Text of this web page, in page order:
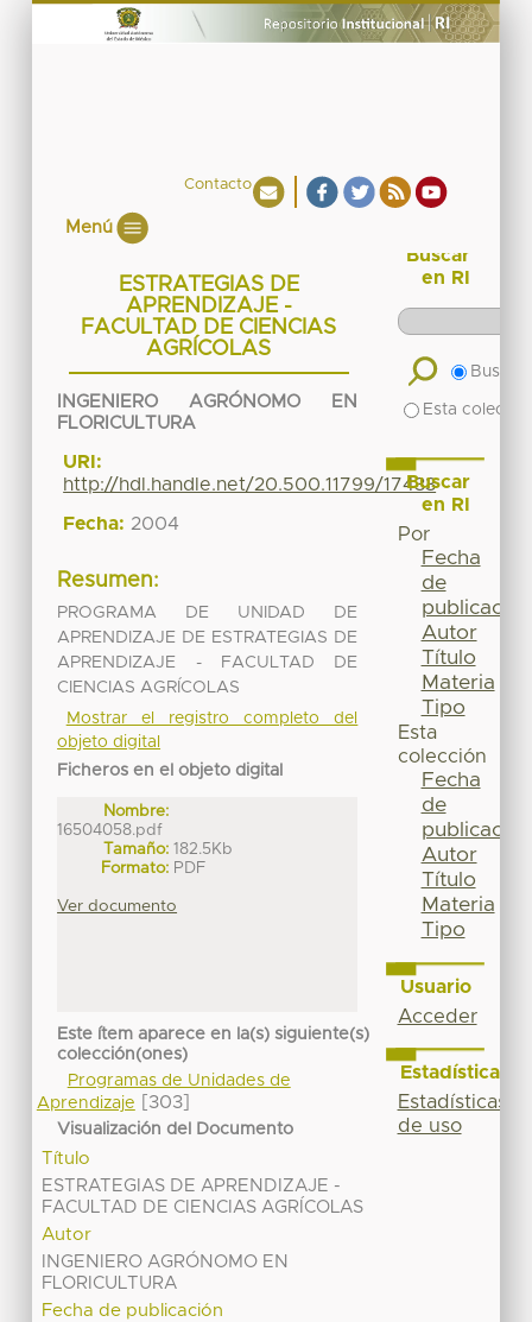
Contacto
Menú
ESTRATEGIAS DE
APRENDIZAJE -
FACULTAD DE CIENCIAS
AGRÍCOLAS
INGENIERO AGRÓNOMO EN
FLORICULTURA
URI:
http://hdl.handle.net/20.500.11799/17433
Fecha: 2004
Resumen:
PROGRAMA DE UNIDAD DE
APRENDIZAJE DE ESTRATEGIAS DE
APRENDIZAJE - FACULTAD DE
CIENCIAS AGRÍCOLAS
Mostrar el registro completo del
objeto digital
Ficheros en el objeto digital
Nombre:
16504058.pdf
Tamaño: 182.5Kb
Formato: PDF
Ver documento
Este ítem aparece en la(s) siguiente(s)
colección(ones)
Programas de Unidades de
Aprendizaje
[303]
Visualización del Documento
Título
ESTRATEGIAS DE APRENDIZAJE -
FACULTAD DE CIENCIAS AGRÍCOLAS
Autor
INGENIERO AGRÓNOMO EN
FLORICULTURA
Fecha de publicación
Buscar
en RI
Buscar
Esta
Buscar
en RI
Por
Fecha
de
publicación
Autor
Título
Materia
Tipo
Esta
colección
Fecha
de
publicación
Autor
Título
Materia
Tipo
Usuario
Acceder
Estadísticas
Estadísticas
de uso